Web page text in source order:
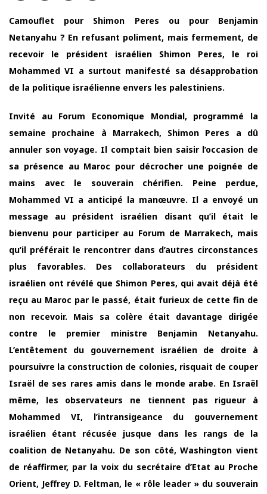
Camouflet pour Shimon Peres ou pour Benjamin
Netanyahu ? En refusant poliment, mais fermement, de
recevoir le président israélien Shimon Peres, le roi
Mohammed VI a surtout manifesté sa désapprobation
de la politique israélienne envers les palestiniens.
Invité au Forum Economique Mondial, programmé la
semaine prochaine à Marrakech, Shimon Peres a dû
annuler son voyage. Il comptait bien saisir l’occasion de
sa présence au Maroc pour décrocher une poignée de
mains avec le souverain chérifien. Peine perdue,
Mohammed VI a anticipé la manœuvre. Il a envoyé un
message au président israélien disant qu’il était le
bienvenu pour participer au Forum de Marrakech, mais
qu’il préférait le rencontrer dans d’autres circonstances
plus favorables. Des collaborateurs du président
israélien ont révélé que Shimon Peres, qui avait déjà été
reçu au Maroc par le passé, était furieux de cette fin de
non recevoir. Mais sa colère était davantage dirigée
contre le premier ministre Benjamin Netanyahu.
L’entêtement du gouvernement israélien de droite à
poursuivre la construction de colonies, risquait de couper
Israël de ses rares amis dans le monde arabe. En Israël
même, les observateurs ne tiennent pas rigueur à
Mohammed VI, l’intransigeance du gouvernement
israélien étant récusée jusque dans les rangs de la
coalition de Netanyahu. De son côté, Washington vient
de réaffirmer, par la voix du secrétaire d’Etat au Proche
Orient, Jeffrey D. Feltman, le « rôle leader » du souverain